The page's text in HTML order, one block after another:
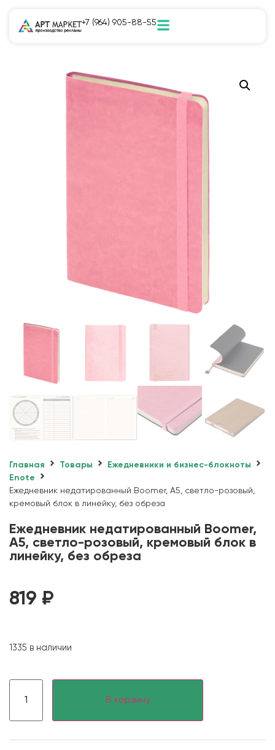
+7 (964) 905-88-55
Главная Товары
Ежедневники и бизнес-блокноты
Enote
Ежедневник недатированный Boomer, А5, светло-розовый,
кремовый блок в линейку, без обреза
Ежедневник недатированный Boomer,
А5, светло-розовый, кремовый блок в
линейку, без обреза
819 ₽
1335 в наличии
В корзину